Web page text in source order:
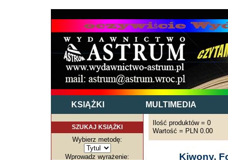
KSIĄŻKI MULTIMEDIA
SZUKAJ KSIĄŻKI
Wybierz metodę:
Wprowadz wyrażenie:
Ilość produktów = 0
Wartość = PLN 0.00
Kiwony.